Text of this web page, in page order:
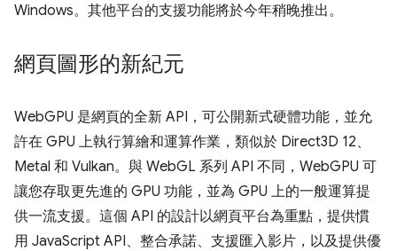
Windows。其他平台的支援功能將於今年稍晚推出。
網頁圖形的新紀元
WebGPU 是網頁的全新 API，可公開新式硬體功能，並允
許在 GPU 上執行算繪和運算作業，類似於 Direct3D 12、
Metal 和 Vulkan。與 WebGL 系列 API 不同，WebGPU 可
讓您存取更先進的 GPU 功能，並為 GPU 上的一般運算提
供一流支援。這個 API 的設計以網頁平台為重點，提供慣
用 JavaScript API、整合承諾、支援匯入影片，以及提供優